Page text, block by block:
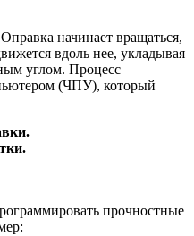
начинает вращаться,
вдоль нее, укладывая
углом. Процесс
(ЧПУ), который
прочностные